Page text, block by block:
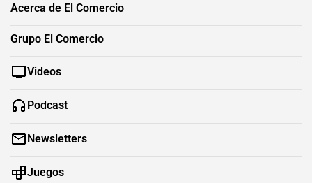
Acerca de El Comercio
Grupo El Comercio
Videos
Podcast
Newsletters
Juegos